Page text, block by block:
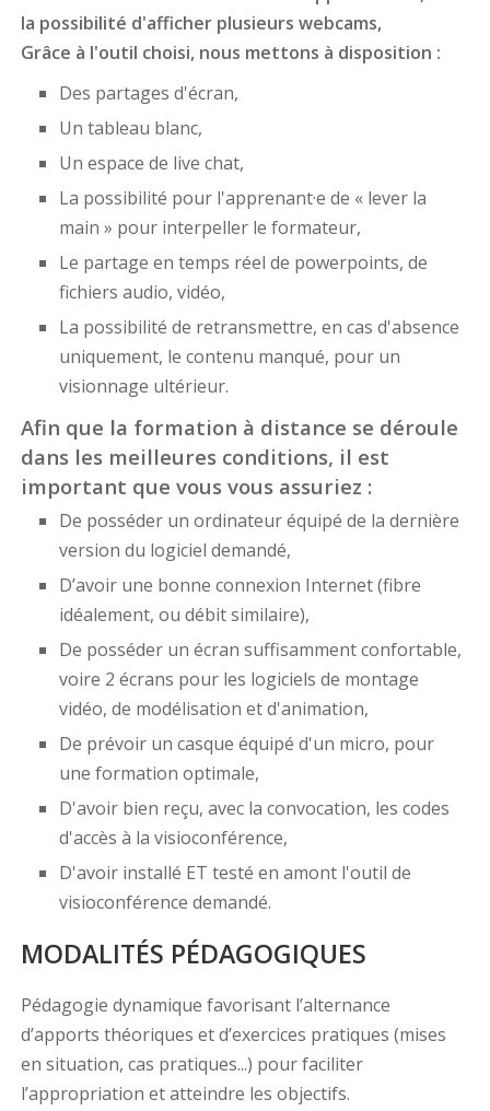
la possibilité d'afficher plusieurs webcams,
Grâce à l'outil choisi, nous mettons à disposition :
Des partages d'écran,
Un tableau blanc,
Un espace de live chat,
La possibilité pour l'apprenant·e de « lever la
main » pour interpeller le formateur,
Le partage en temps réel de powerpoints, de
fichiers audio, vidéo,
La possibilité de retransmettre, en cas d'absence
uniquement, le contenu manqué, pour un
visionnage ultérieur.
Afin que la formation à distance se déroule
dans les meilleures conditions, il est
important que vous vous assuriez :
De posséder un ordinateur équipé de la dernière
version du logiciel demandé,
D’avoir une bonne connexion Internet (fibre
idéalement, ou débit similaire),
De posséder un écran suffisamment confortable,
voire 2 écrans pour les logiciels de montage
vidéo, de modélisation et d'animation,
De prévoir un casque équipé d'un micro, pour
une formation optimale,
D'avoir bien reçu, avec la convocation, les codes
d'accès à la visioconférence,
D'avoir installé ET testé en amont l'outil de
visioconférence demandé.
MODALITÉS PÉDAGOGIQUES
Pédagogie dynamique favorisant l’alternance
d’apports théoriques et d’exercices pratiques (mises
en situation, cas pratiques...) pour faciliter
l’appropriation et atteindre les objectifs.